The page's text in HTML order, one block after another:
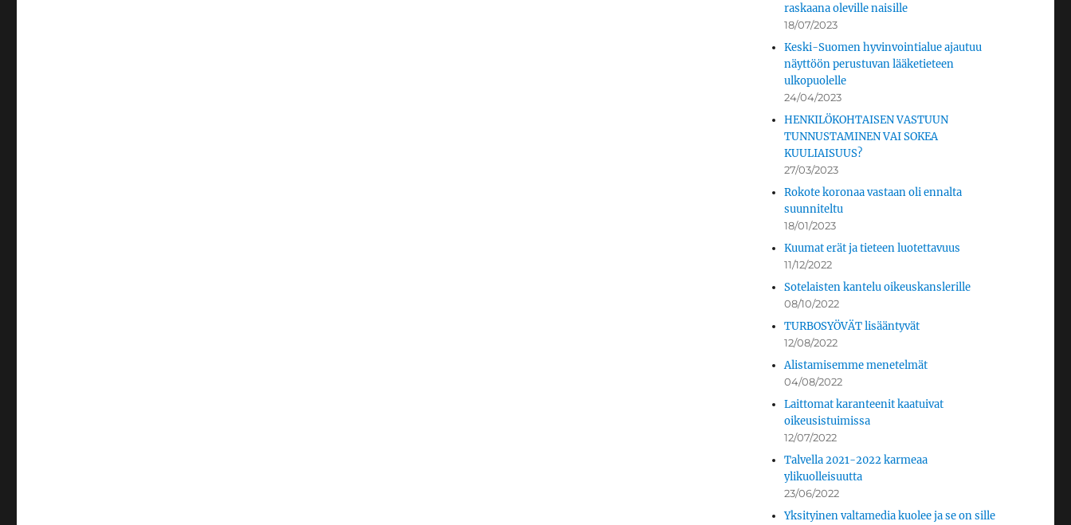
raskaana oleville naisille
18/07/2023
Keski-Suomen hyvinvointialue ajautuu
näyttöön perustuvan lääketieteen
ulkopuolelle
24/04/2023
HENKILÖKOHTAISEN VASTUUN
TUNNUSTAMINEN VAI SOKEA
KUULIAISUUS?
27/03/2023
Rokote koronaa vastaan oli ennalta
suunniteltu
18/01/2023
Kuumat erät ja tieteen luotettavuus
11/12/2022
Sotelaisten kantelu oikeuskanslerille
08/10/2022
TURBOSYÖVÄT lisääntyvät
12/08/2022
Alistamisemme menetelmät
04/08/2022
Laittomat karanteenit kaatuivat
oikeusistuimissa
12/07/2022
Talvella 2021-2022 karmeaa
ylikuolleisuutta
23/06/2022
Yksityinen valtamedia kuolee ja se on sille